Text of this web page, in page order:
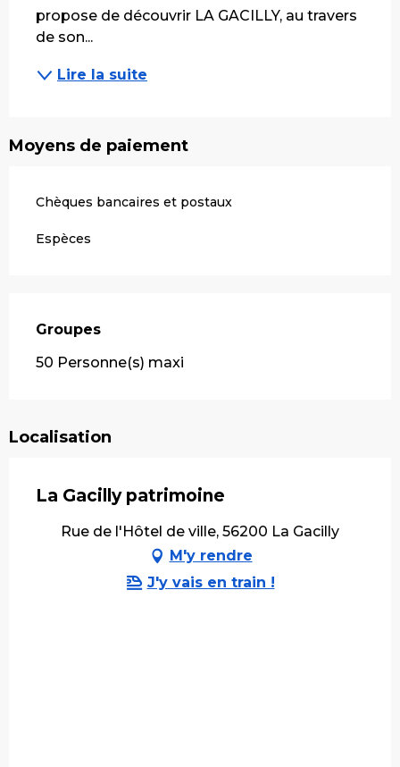
propose de découvrir LA GACILLY, au travers
de son...
Lire la suite
Moyens de paiement
Chèques bancaires et postaux
Espèces
Groupes
Groupes
50 Personne(s) maxi
Localisation
La Gacilly patrimoine
Rue de l'Hôtel de ville, 56200 La Gacilly
M'y rendre
J'y vais en train !